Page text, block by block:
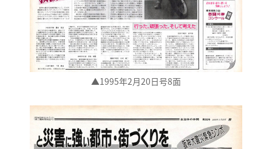
▲1995年2月20日号8面